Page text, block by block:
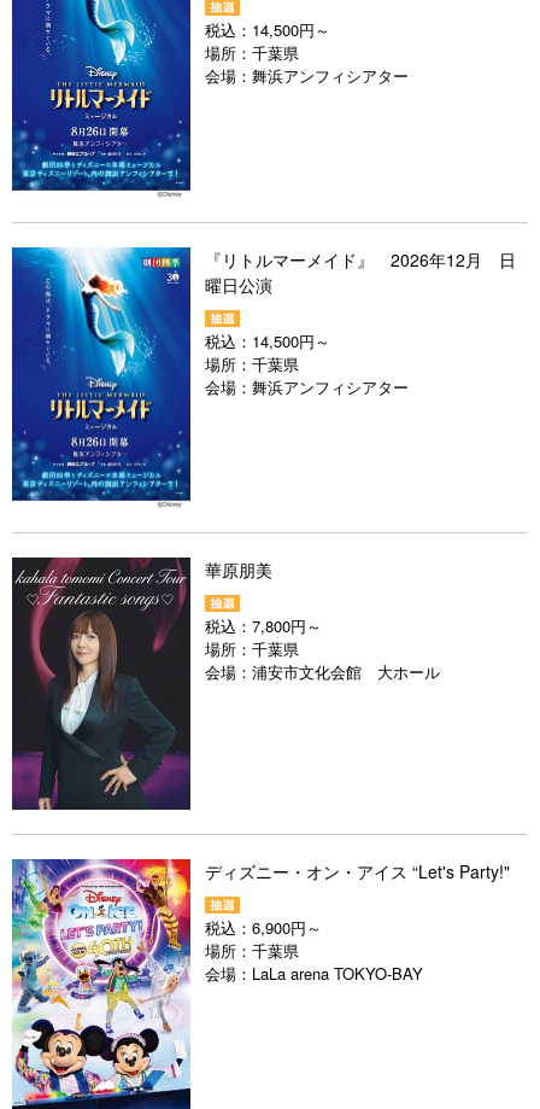
税込： 14,500円～
場所： 千葉県
会場： 舞浜アンフィシアター
『リトルマーメイド』 2026年12月 日
曜日公演
税込： 14,500円～
場所： 千葉県
会場： 舞浜アンフィシアター
華原朋美
税込： 7,800円～
場所： 千葉県
会場： 浦安市文化会館 大ホール
ディズニー・オン・アイス “Let's Party!"
税込： 6,900円～
場所： 千葉県
会場： LaLa arena TOKYO-BAY